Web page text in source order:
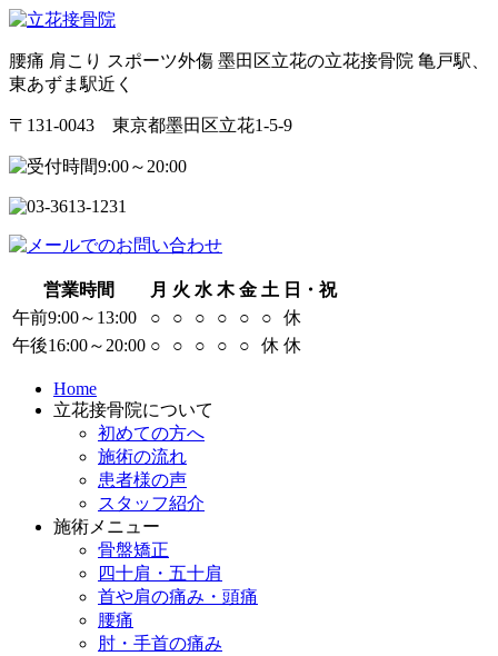
腰痛 肩こり スポーツ外傷 墨田区立花の立花接骨院 亀戸駅、
東あずま駅近く
〒131-0043 東京都墨田区立花1-5-9
営業時間 月 火 水 木 金 土 日・祝
午前9:00～13:00
○ ○ ○ ○ ○ ○
休
午後16:00～20:00 ○ ○ ○ ○ ○ 休 休
Home
立花接骨院について
初めての方へ
施術の流れ
患者様の声
スタッフ紹介
施術メニュー
骨盤矯正
四十肩・五十肩
首や肩の痛み・頭痛
腰痛
肘・手首の痛み